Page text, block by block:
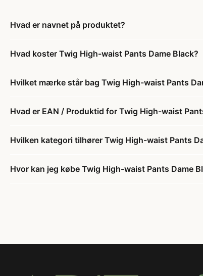
Hvad er navnet på produktet?
Hvad koster Twig High-waist Pants Dame Black?
Hvilket mærke står bag Twig High-waist Pants
Hvad er EAN / Produktid for Twig High-waist
Hvilken kategori tilhører Twig High-waist Pants
Hvor kan jeg købe Twig High-waist Pants Dame